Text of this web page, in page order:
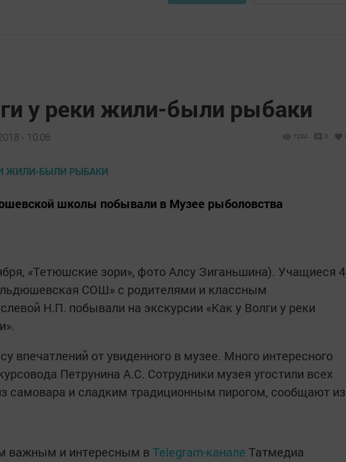
у реки жили-были рыбаки
- 10:06 1204 0
школы побывали в Музее рыболовства
«Тетюшские зори», фото Алсу Зиганьшина). Учащиеся 4
СОШ» с родителями и классным
Н.П. побывали на экскурсии «Как у Волги у реки
впечатлений от увиденного в музее. Много интересного
Петрунина А.С. Сотрудники музея угостили всех
самовара и сладким традиционным пирогом, сообщают из
важным и интересным в Telegram-канале Татмедиа